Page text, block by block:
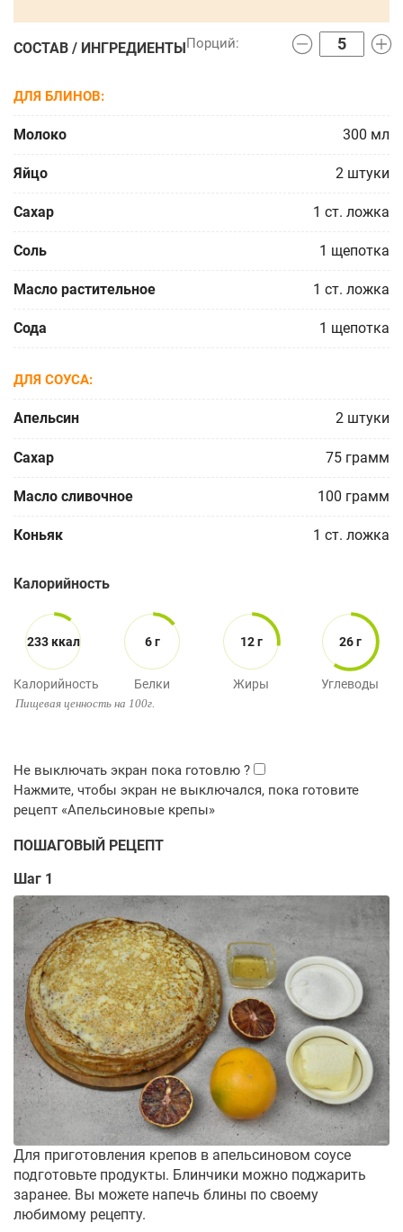
СОСТАВ / ИНГРЕДИЕНТЫ
ДЛЯ БЛИНОВ
Молоко 300 мл
Яйцо 2 штуки
Сахар 1 ст. ложка
Соль 1 щепотка
Масло растительное 1 ст. ложка
Сода 1 щепотка
ДЛЯ СОУСА
Апельсин 2 штуки
Сахар 75 грамм
Масло сливочнoe 100 грамм
Коньяк 1 ст. ложка
Калорийность
233 ккал
Калорийность
6 г
Белки
12 г
Жиры
26 г
Углеводы
Пищевая ценность на 100г.
ПОШАГОВЫЙ РЕЦЕПТ
Шаг 1
Для приготовления крепов в апельсиновом соусе
подготовьте продукты. Блинчики можно поджарить
заранее. Вы можете напечь блины по своему
любимому рецепту.